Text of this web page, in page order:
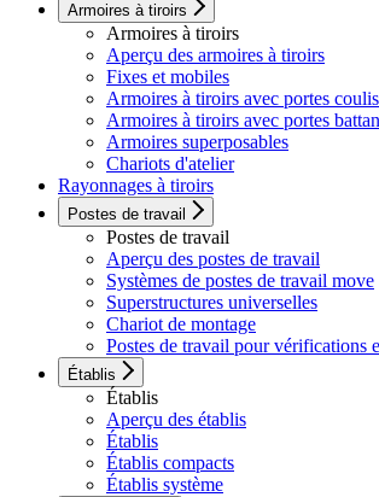
Armoires à tiroirs
Armoires à tiroirs
Aperçu des armoires à tiroirs
Fixes et mobiles
Armoires à tiroirs avec portes
Armoires à tiroirs avec portes
Armoires superposables
Chariots d'atelier
Rayonnages à tiroirs
Postes de travail
Postes de travail
Aperçu des postes de travail
Systèmes de postes de travail move
Superstructures universelles
Chariot de montage
Postes de travail pour vérifications
Établis
Établis
Aperçu des établis
Établis
Établis compacts
Établis système